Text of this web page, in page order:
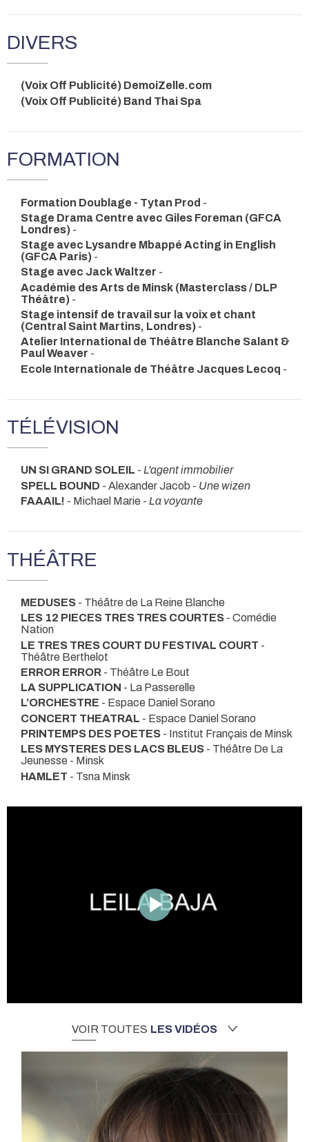
VOIR TOUTES LES VIDÉOS
DIVERS
(Voix Off Publicité) DemoiZelle.com
(Voix Off Publicité) Band Thai Spa
FORMATION
Formation Doublage - Tytan Prod -
Stage Drama Centre avec Giles Foreman (GFCA
Londres) -
Stage avec Lysandre Mbappé Acting in English
(GFCA Paris) -
Stage avec Jack Waltzer -
Académie des Arts de Minsk (Masterclass / DLP
Théâtre) -
Stage intensif de travail sur la voix et chant
(Central Saint Martins, Londres) -
Atelier International de Théâtre Blanche Salant &
Paul Weaver -
Ecole Internationale de Théâtre Jacques Lecoq -
TÉLÉVISION
UN SI GRAND SOLEIL - L'agent immobilier
SPELL BOUND - Alexander Jacob - Une wizen
FAAAIL! - Michael Marie - La voyante
THÉÂTRE
MEDUSES - Théâtre de La Reine Blanche
LES 12 PIECES TRES TRES COURTES - Comédie
Nation
LE TRES TRES COURT DU FESTIVAL COURT -
Théâtre Berthelot
ERROR ERROR - Théâtre Le Bout
LA SUPPLICATION - La Passerelle
L’ORCHESTRE - Espace Daniel Sorano
CONCERT THEATRAL - Espace Daniel Sorano
PRINTEMPS DES POETES - Institut Français de Minsk
LES MYSTERES DES LACS BLEUS - Théâtre De La
Jeunesse - Minsk
HAMLET - Tsna Minsk